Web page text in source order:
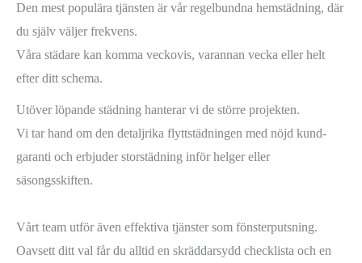
Den mest populära tjänsten är vår regelbundna hemstädning, där
du själv väljer frekvens.
Våra städare kan komma veckovis, varannan vecka eller helt
efter ditt schema.
Utöver löpande städning hanterar vi de större projekten.
Vi tar hand om den detaljrika flyttstädningen med nöjd kund-
garanti och erbjuder storstädning inför helger eller
säsongsskiften.
Vårt team utför även effektiva tjänster som fönsterputsning.
Oavsett ditt val får du alltid en skräddarsydd checklista och en